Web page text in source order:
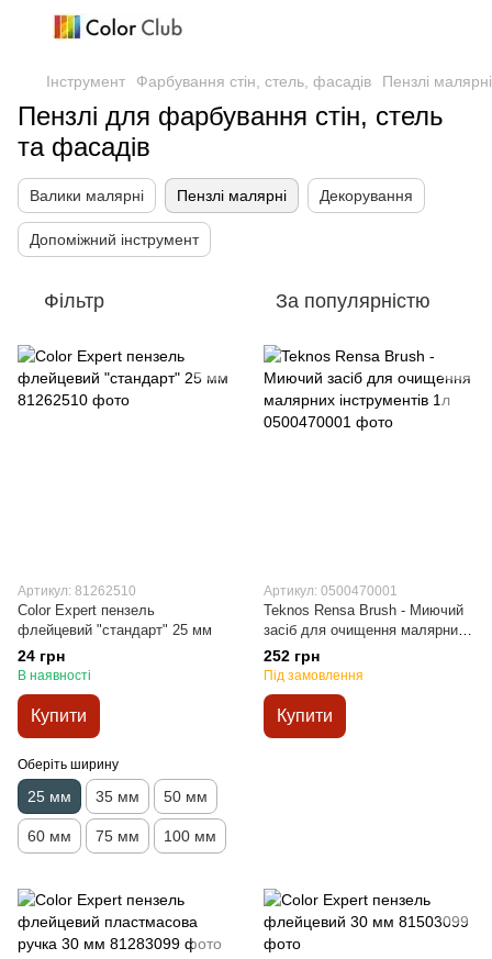
Інструмент Фарбування стін, стель, фасадів Пензлі малярні
Пензлі для фарбування стін, стель
та фасадів
Валики малярні Пензлі малярні Декорування
Допоміжний інструмент
Фільтр За популярністю
Артикул: 81262510
Color Expert пензель
флейцевий "стандарт" 25 мм
24 грн
В наявності
Купити
Оберіть ширину
25 мм 35 мм 50 мм
60 мм 75 мм 100 мм
Артикул: 0500470001
Teknos Rensa Brush - Миючий
засіб для очищення малярних
інструментів 1л
252 грн
Під замовлення
Купити